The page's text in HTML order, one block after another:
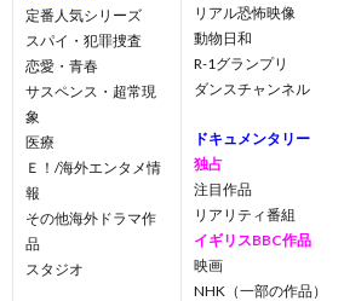
定番人気シリーズ
スパイ・犯罪捜査
恋愛・青春
サスペンス・超常現
象
医療
Ｅ！/海外エンタメ情
報
その他海外ドラマ作
品
スタジオ
リアル恐怖映像
動物日和
R-1グランプリ
ダンスチャンネル
ドキュメンタリー
独占
注目作品
リアリティ番組
イギリスBBC作品
映画
NHK（一部の作品）